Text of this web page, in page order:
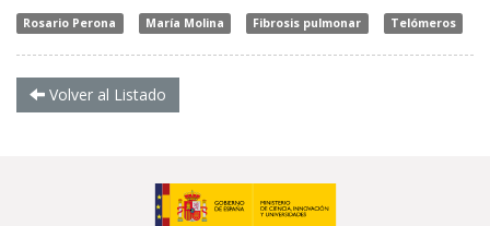
Rosario Perona María Molina Fibrosis pulmonar Telómeros
Volver al Listado